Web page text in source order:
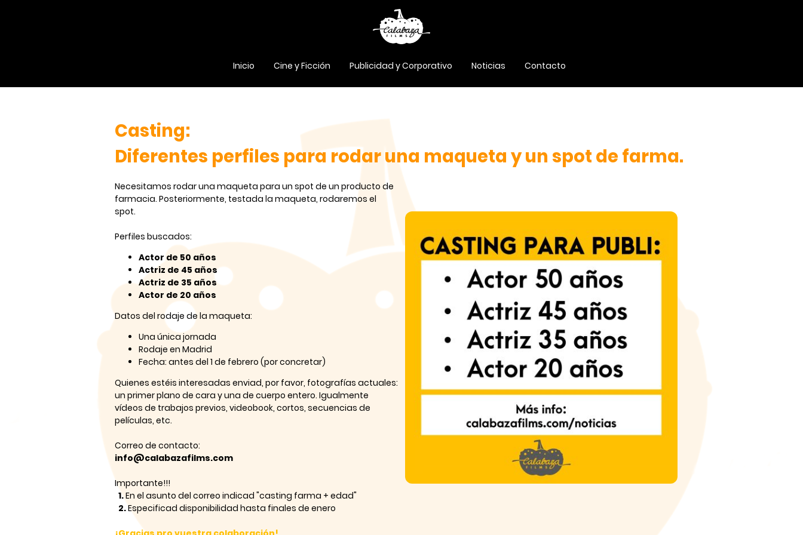
Inicio Cine y Ficción Publicidad y Corporativo Noticias Contacto
Casting:
Diferentes perfiles para rodar una maqueta y un spot de farma.
Necesitamos rodar una maqueta para un spot de un producto de
farmacia. Posteriormente, testada la maqueta, rodaremos el
spot.
Perfiles buscados:
Actor de 50 años
Actriz de 45 años
Actriz de 35 años
Actor de 20 años
Datos del rodaje de la maqueta:
Una única jornada
Rodaje en Madrid
Fecha: antes del 1 de febrero (por concretar)
Quienes estéis interesadas enviad, por favor, fotografías actuales:
un primer plano de cara y una de cuerpo entero. Igualmente
vídeos de trabajos previos, videobook, cortos, secuencias de
películas, etc.
Correo de contacto:
info@calabazafilms.com
Importante!!!
1.En el asunto del correo indicad "casting farma + edad"
2.Especificad disponibilidad hasta finales de enero